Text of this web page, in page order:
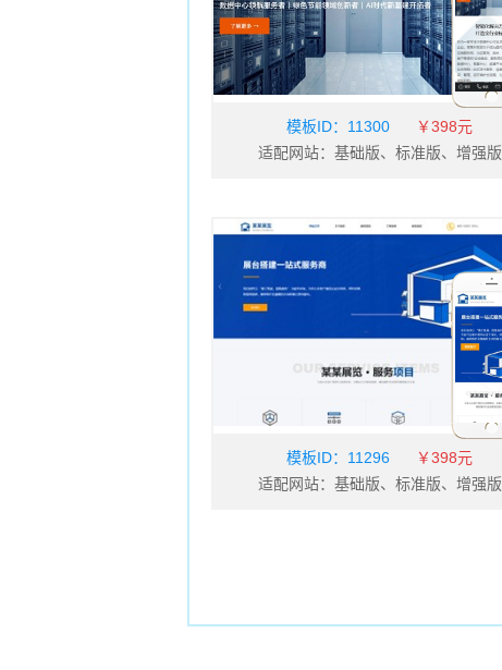
模板ID： 11300
￥398元
适配网站：基础版、标准版、增强版
模板ID： 11296
￥398元
适配网站：基础版、标准版、增强版